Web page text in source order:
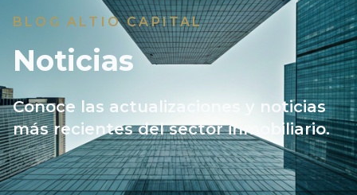
BLOG ALTIO CAPITAL
Noticias
Conoce las actualizaciones y noticias
más recientes del sector inmobiliario.